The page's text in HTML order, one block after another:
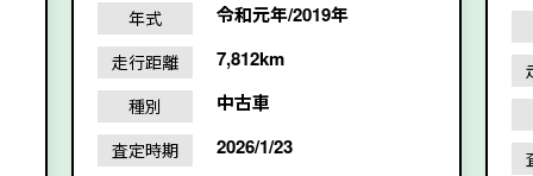
年式 令和元年/2019年
走行距離 7,812km
種別 中古車
査定時期 2026/1/23